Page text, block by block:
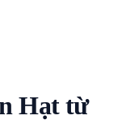
Hạt từ